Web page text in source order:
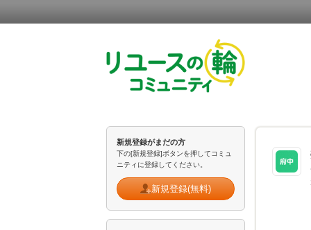
新規登録がまだの方
下の[新規登録]ボタンを押してコミュ
ニティに登録してください。
新規登録(無料)